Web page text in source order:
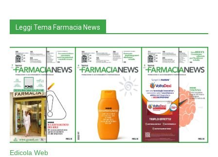
Leggi Tema Farmacia News
Edicola Web